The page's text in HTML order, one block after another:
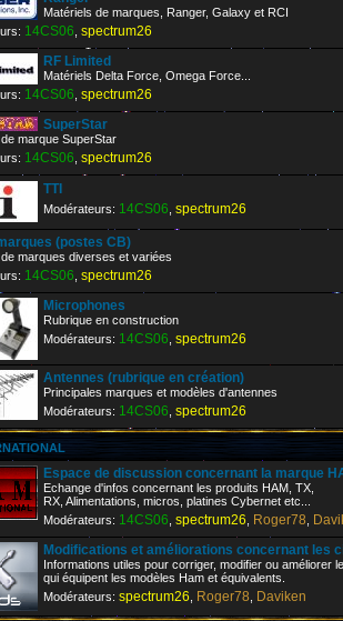
Matériels de marques, Ranger, Galaxy et RCI
14CS06 spectrum26
RF Limited
Matériels Delta Force, Omega Force...
14CS06 spectrum26
SuperStar
marque SuperStar
14CS06 spectrum26
TTI
Modérateurs: 14CS06 spectrum26
(postes CB)
marques diverses et variées
14CS06 spectrum26
Microphones
Rubrique en construction
Modérateurs: 14CS06 spectrum26
Antennes (rubrique en création)
Principales marques et modèles d'antennes
Modérateurs: 14CS06 spectrum26
Espace de discussion concernant la marque
Echange d'infos concernant les produits HAM, TX,
RX, Alimentations, micros, platines Cybernet etc...
Modérateurs: 14CS06 spectrum26 Roger78
Modifications et améliorations concernant les
Informations utiles pour corriger, modifier ou
qui équipent les modèles Ham et équivalents.
Modérateurs: spectrum26 Roger78 Daviken